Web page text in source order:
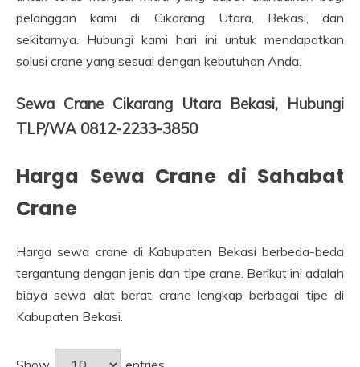
pelanggan kami di Cikarang Utara, Bekasi, dan
sekitarnya. Hubungi kami hari ini untuk mendapatkan
solusi crane yang sesuai dengan kebutuhan Anda.
Sewa Crane Cikarang Utara Bekasi, Hubungi
TLP/WA 0812-2233-3850
Harga Sewa Crane di Sahabat
Crane
Harga sewa crane di Kabupaten Bekasi berbeda-beda
tergantung dengan jenis dan tipe crane. Berikut ini adalah
biaya sewa alat berat crane lengkap berbagai tipe di
Kabupaten Bekasi.